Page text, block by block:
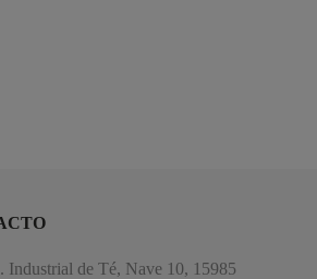
Industrial de Té, Nave 10, 15985